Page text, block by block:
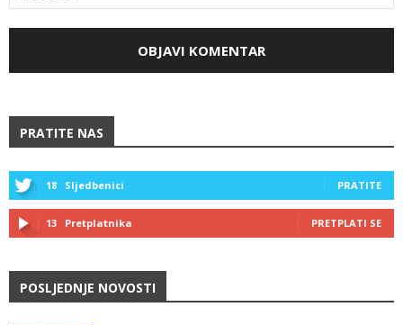
PRATITE NAS
18 Sljedbenici PRATITE
13 Pretplatnika PRETPLATI SE
POSLJEDNJE NOVOSTI